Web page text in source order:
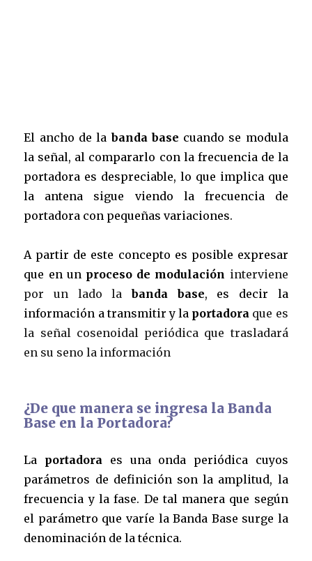
El ancho de labanda base cuando se modula
la señal, al compararlo con la frecuencia de la
portadora es despreciable, lo que implica que
la antena sigue viendo la frecuencia de
portadora con pequeñas variaciones.
A partir de este concepto es posible expresar
que en un proceso de modulación interviene
por un lado labanda base, es decir la
información a transmitir y la portadora que es
la señal cosenoidal periódica que trasladará
en su seno la información
¿De que manera se ingresa la Banda
Base en la Portadora?
La portadora es una onda periódica cuyos
parámetros de definición son la amplitud, la
frecuencia y la fase. De tal manera que según
el parámetro que varíe la Banda Base surge la
denominación de la técnica.